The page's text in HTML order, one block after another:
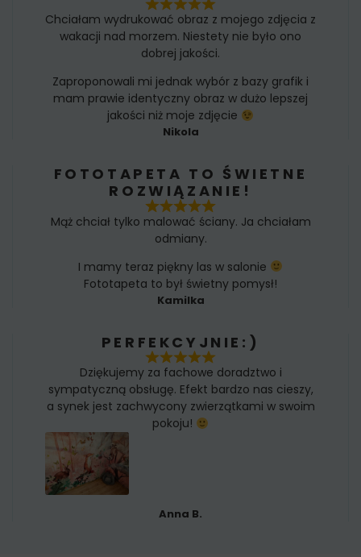
Chciałam wydrukować obraz z mojego zdjęcia z
wakacji nad morzem. Niestety nie było ono
dobrej jakości.
Zaproponowali mi jednak wybór z bazy grafik i
mam prawie identyczny obraz w dużo lepszej
jakości niż moje zdjęcie
Nikola
FOTOTAPETA TO ŚWIETNE
ROZWIĄZANIE!
Mąż chciał tylko malować ściany. Ja chciałam
odmiany.
I mamy teraz piękny las w salonie
Fototapeta to był świetny pomysł!
Kamilka
PERFEKCYJNIE:)
Dziękujemy za fachowe doradztwo i
sympatyczną obsługę. Efekt bardzo nas cieszy,
a synek jest zachwycony zwierzątkami w swoim
pokoju!
Anna B.